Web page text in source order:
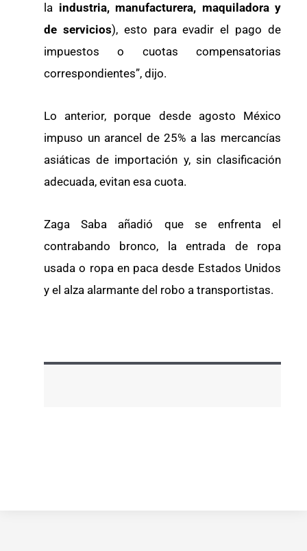
la industria, manufacturera, maquiladora y
de servicios), esto para evadir el pago de
impuestos o cuotas compensatorias
correspondientes”, dijo.
Lo anterior, porque desde agosto México
impuso un arancel de 25% a las mercancías
asiáticas de importación y, sin clasificación
adecuada, evitan esa cuota.
Zaga Saba añadió que se enfrenta el
contrabando bronco, la entrada de ropa
usada o ropa en paca desde Estados Unidos
y el alza alarmante del robo a transportistas.